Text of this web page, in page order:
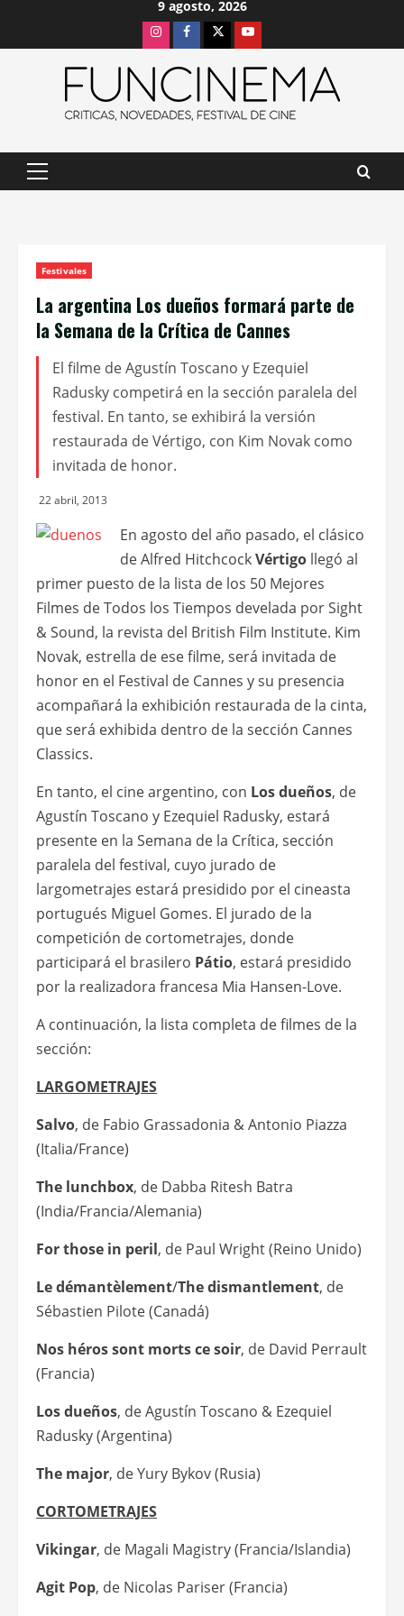
9 agosto, 2026
InstagramFacebook
X Youtube
Menú
Festivales
La argentina Los dueños formará parte de
la Semana de la Crítica de Cannes
El filme de Agustín Toscano y Ezequiel
Radusky competirá en la sección paralela del
festival. En tanto, se exhibirá la versión
restaurada de Vértigo, con Kim Novak como
invitada de honor.
22 abril, 2013
En agosto del año pasado, el clásico
de Alfred HitchcockVértigo llegó al
primer puesto de la lista de los 50 Mejores
Filmes de Todos los Tiempos develada por Sight
& Sound, la revista del British Film Institute. Kim
Novak, estrella de ese filme, será invitada de
honor en el Festival de Cannes y su presencia
acompañará la exhibición restaurada de la cinta,
que será exhibida dentro de la sección Cannes
Classics.
En tanto, el cine argentino, con Los dueños, de
Agustín Toscano y Ezequiel Radusky, estará
presente en la Semana de la Crítica, sección
paralela del festival, cuyo jurado de
largometrajes estará presidido por el cineasta
portugués Miguel Gomes. El jurado de la
competición de cortometrajes, donde
participará el brasilero Pátio, estará presidido
por la realizadora francesa Mia Hansen-Love.
A continuación, la lista completa de filmes de la
sección:
LARGOMETRAJES
Salvo, de Fabio Grassadonia & Antonio Piazza
(Italia/France)
The lunchbox, de Dabba Ritesh Batra
(India/Francia/Alemania)
For those in peril, de Paul Wright (Reino Unido)
Le démantèlement/The dismantlement, de
Sébastien Pilote (Canadá)
Nos héros sont morts ce soir, de David Perrault
(Francia)
Los dueños, de Agustín Toscano & Ezequiel
Radusky (Argentina)
The major, de Yury Bykov (Rusia)
CORTOMETRAJES
Vikingar, de Magali Magistry (Francia/Islandia)
Agit Pop, de Nicolas Pariser (Francia)